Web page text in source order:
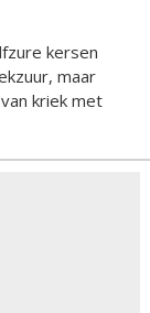
kersen
maar
kriek met